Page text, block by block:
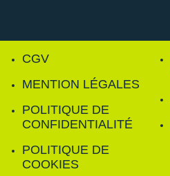
CGV
MENTION LÉGALES
POLITIQUE DE
CONFIDENTIALITÉ
POLITIQUE DE
COOKIES